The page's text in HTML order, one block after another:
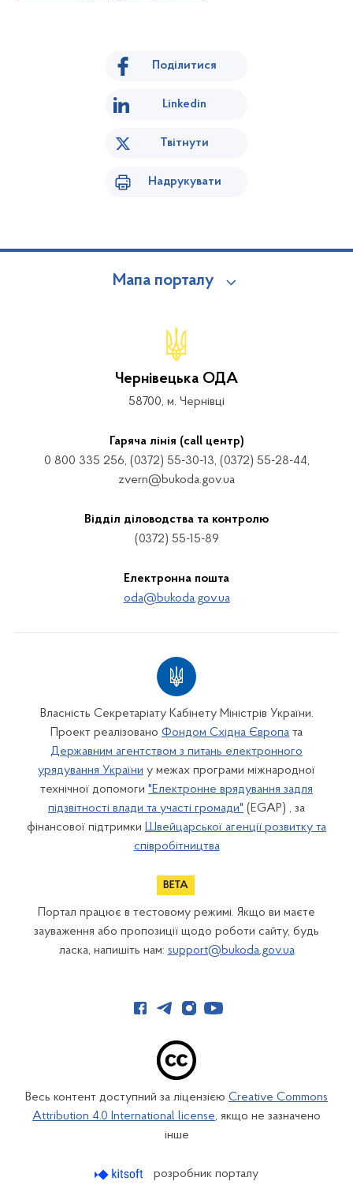
Поділитися
Linkedin
Твітнути
Надрукувати
Мапа порталу
Чернівецька ОДА
58700, м. Чернівці
Гаряча лінія (call центр)
0 800 335 256, (0372) 55-30-13, (0372) 55-28-44,
zvern@bukoda.gov.ua
Відділ діловодства та контролю
(0372) 55-15-89
Електронна пошта
oda@bukoda.gov.ua
Власність Секретаріату Кабінету Міністрів України.
Проект реалізовано Фондом Східна Європа та
Державним агентством з питань електронного
урядування України у межах програми міжнародної
технічної допомоги "Електронне врядування задля
підзвітності влади та участі громади" (EGAP) , за
фінансової підтримки Швейцарської агенції розвитку та
співробітництва
Портал працює в тестовому режимі. Якщо ви маєте
зауваження або пропозиції щодо роботи сайту, будь
ласка, напишіть нам: support@bukoda.gov.ua
Весь контент доступний за ліцензією Creative Commons
Attribution 4.0 International license, якщо не зазначено
інше
розробник порталу